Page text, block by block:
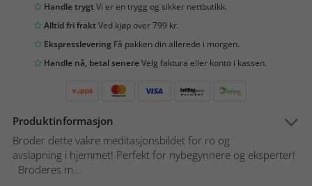
Handle trygtVi er en trygg og sikker nettbutikk.
Alltid fri fraktVed kjøp over 799 kr.
Ekspresslevering Få pakken din allerede i morgen.
Handle nå, betal senereVelg faktura eller konto i kassen.
Produktinformasjon
Broder dette vakre meditasjonsbildet for ro og
avslapning i hjemmet! Perfekt for nybegynnere og eksperter!
Broderes m...